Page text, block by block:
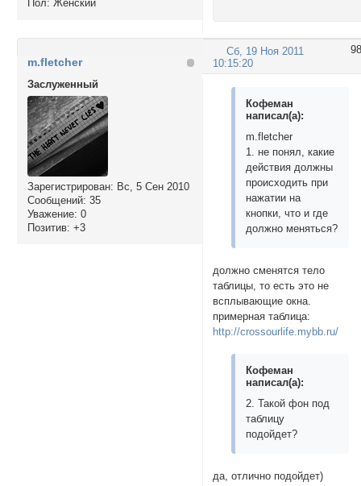
Пол: Женский
98
Сб, 19 Ноя 2011
10:15:20
m.fletcher
Заслуженный
Зарегистрирован: Вс, 5 Сен 2010
Сообщений: 35
Уважение: 0
Позитив: +3
Кофеман
написал(а):
m.fletcher
1. не понял, какие
действия должны
происходить при
нажатии на
кнопки, что и где
должно меняться?
должно сменятся тело
таблицы, то есть это не
всплывающие окна.
примерная таблица:
http://crossourlife.mybb.ru/
Кофеман
написал(а):
2. Такой фон под
таблицу
подойдет?
да, отлично подойдет)